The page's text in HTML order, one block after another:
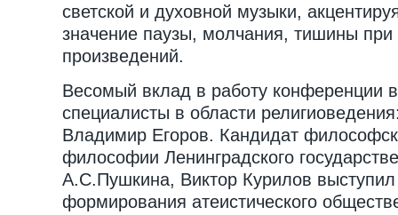
светской и духовной музыки,
значение паузы, молчания, тишины при
произведений.
Весомый вклад в работу конференции
специалисты в области
Владимир Егоров. Кандидат
философии Ленинградского
А.С.Пушкина, Виктор Курилов
формирования атеистического